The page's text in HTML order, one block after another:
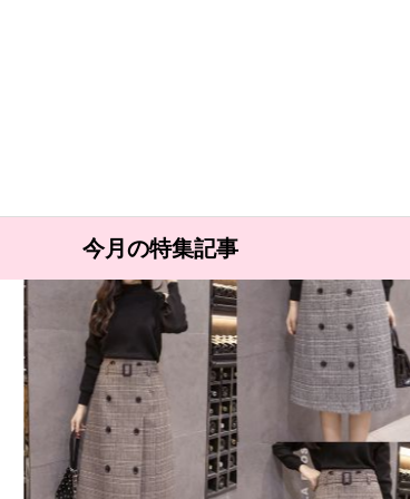
今月の特集記事